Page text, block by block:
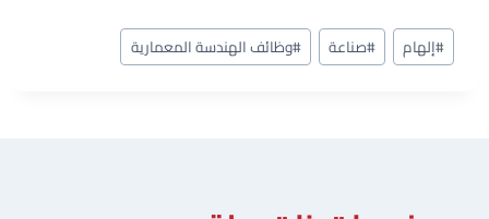
وسوم
المقال:
#إلهام #صناعة #وظائف الهندسة المعمارية